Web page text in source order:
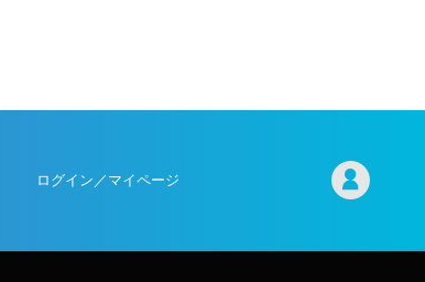
ログイン／マイページ